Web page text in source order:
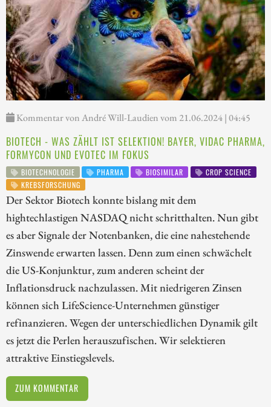
Kommentar von André Will-Laudien vom 21.06.2024 | 04:45
BIOTECH - WAS ZÄHLT IST SELEKTION! BAYER, VIDAC PHARMA,
FORMYCON UND EVOTEC IM FOKUS
BIOTECHNOLOGIE PHARMA BIOSIMILAR
CROP SCIENCE
KREBSFORSCHUNG
Der Sektor Biotech konnte bislang mit dem
hightechlastigen NASDAQ nicht schritthalten. Nun gibt
es aber Signale der Notenbanken, die eine nahestehende
Zinswende erwarten lassen. Denn zum einen schwächelt
die US-Konjunktur, zum anderen scheint der
Inflationsdruck nachzulassen. Mit niedrigeren Zinsen
können sich LifeScience-Unternehmen günstiger
refinanzieren. Wegen der unterschiedlichen Dynamik gilt
es jetzt die Perlen herauszufischen. Wir selektieren
attraktive Einstiegslevels.
ZUM KOMMENTAR